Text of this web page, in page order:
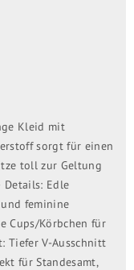
Kleid mit
sorgt für einen
toll zur Geltung
Details: Edle
feminine
Cups/Körbchen für
Tiefer V-Ausschnitt
für Standesamt,